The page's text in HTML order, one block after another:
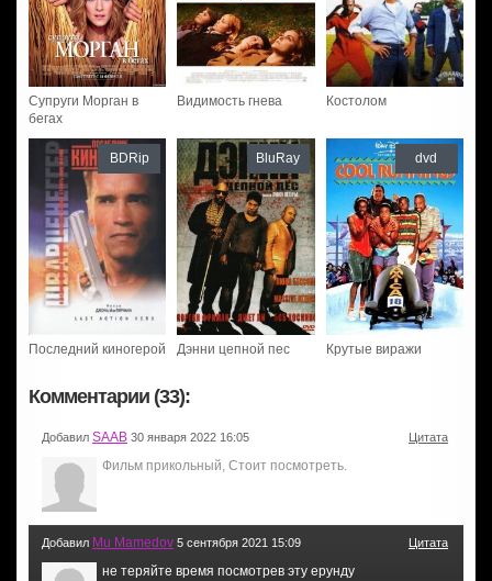
Супруги Морган в
бегах
Видимость гнева Костолом
Последний киногерой
BDRip
Дэнни цепной пес
BluRay
Крутые виражи
dvd
Комментарии (33):
Добавил SAAB 30 января 2022 16:05 Цитата
Фильм прикольный, Стоит посмотреть.
Добавил Mu Mamedov 5 сентября 2021 15:09 Цитата
не теряйте время посмотрев эту ерунду